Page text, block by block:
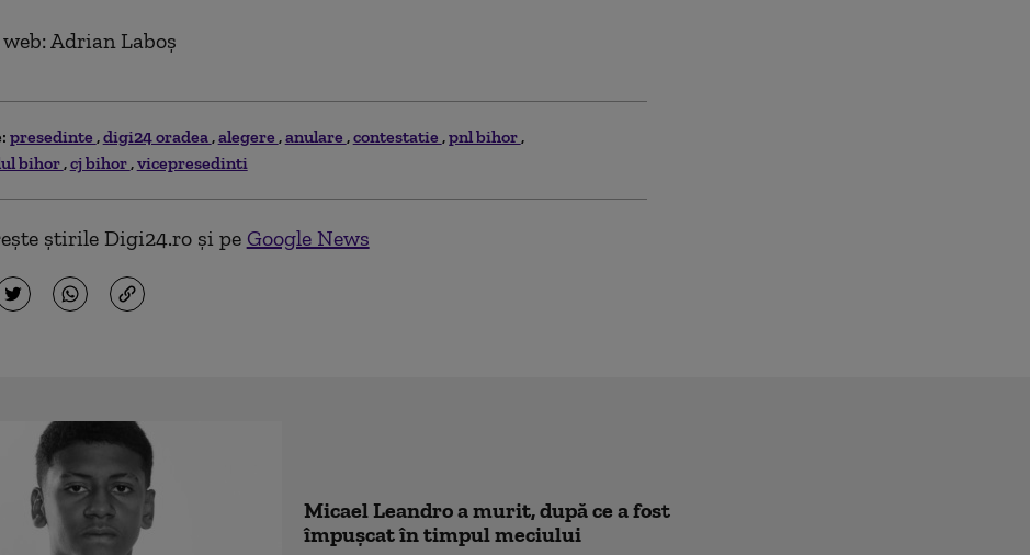
Adrian Laboş
presedinte digi24 oradea alegere anulare contestatie pnl bihor
bihor cj bihor vicepresedinti
știrile Digi24.ro și pe Google News
Micael Leandro a murit, după ce a fost
împușcat în timpul meciului